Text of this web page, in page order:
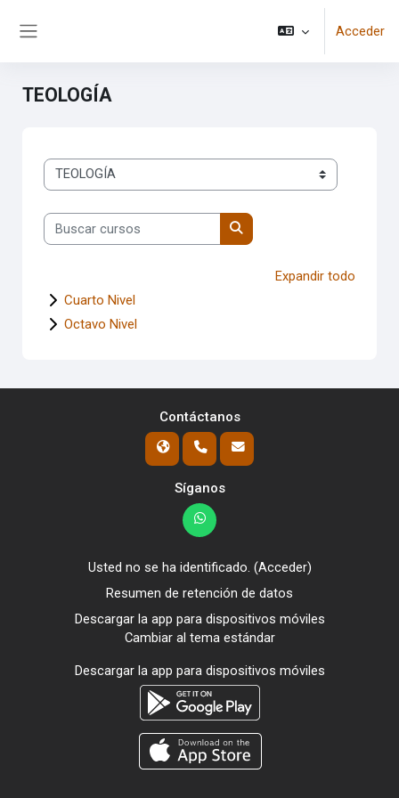
Acceder
TEOLOGÍA
Categorías
Buscar cursos
Buscar cursos
Expandir todo
Cuarto Nivel
Octavo Nivel
Contáctanos
Síganos
Usted no se ha identificado. (Acceder)
Resumen de retención de datos
Descargar la app para dispositivos móviles
Cambiar al tema estándar
Descargar la app para dispositivos móviles